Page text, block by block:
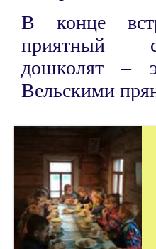
В конце
приятный
дошколят –
Вельскими